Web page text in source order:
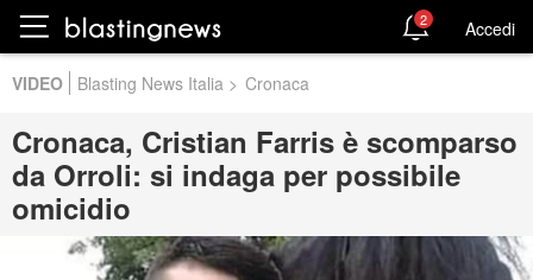
VIDEO Blasting News Italia > Cronaca
Cronaca, Cristian Farris è scomparso
da Orroli: si indaga per possibile
omicidio
2 Accedi